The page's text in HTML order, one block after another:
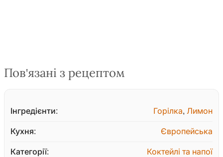
Пов'язані з рецептом
Інгредієнти: Горілка, Лимон
Кухня: Європейська
Категорії: Коктейлі та напої